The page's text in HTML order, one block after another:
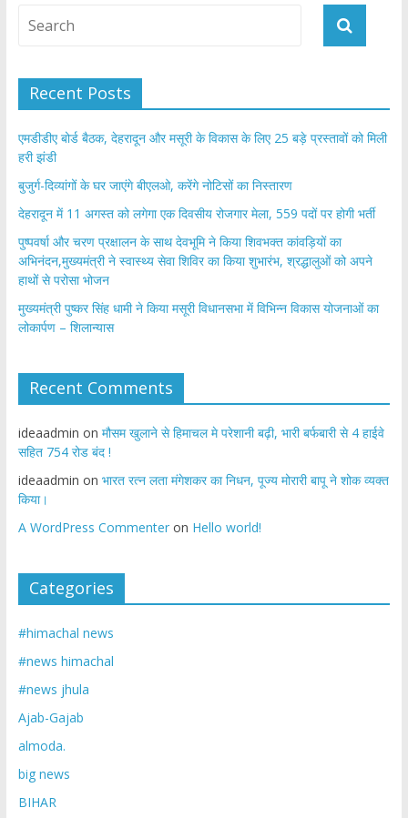
Recent Posts
एमडीडीए बोर्ड बैठक, देहरादून और मसूरी के विकास के लिए 25 बड़े प्रस्तावों को मिली
हरी झंडी
बुजुर्ग-दिव्यांगों के घर जाएंगे बीएलओ, करेंगे नोटिसों का निस्तारण
​देहरादून में 11 अगस्त को लगेगा एक दिवसीय रोजगार मेला, 559 पदों पर होगी भर्ती
पुष्पवर्षा और चरण प्रक्षालन के साथ देवभूमि ने किया शिवभक्त कांवड़ियों का
अभिनंदन,मुख्यमंत्री ने स्वास्थ्य सेवा शिविर का किया शुभारंभ, श्रद्धालुओं को अपने
हाथों से परोसा भोजन
मुख्यमंत्री पुष्कर सिंह धामी ने किया मसूरी विधानसभा में विभिन्न विकास योजनाओं का
लोकार्पण – शिलान्यास
Recent Comments
ideaadmin on मौसम खुलाने से हिमाचल मे परेशानी बढ़ी, भारी बर्फबारी से 4 हाईवे
सहित 754 रोड बंद !
ideaadmin on भारत रत्न लता मंगेशकर का निधन, पूज्य मोरारी बापू ने शोक व्यक्त
किया।
A WordPress Commenteron Hello world!
Categories
#himachal news
#news himachal
#news jhula
Ajab-Gajab
almoda.
big news
BIHAR